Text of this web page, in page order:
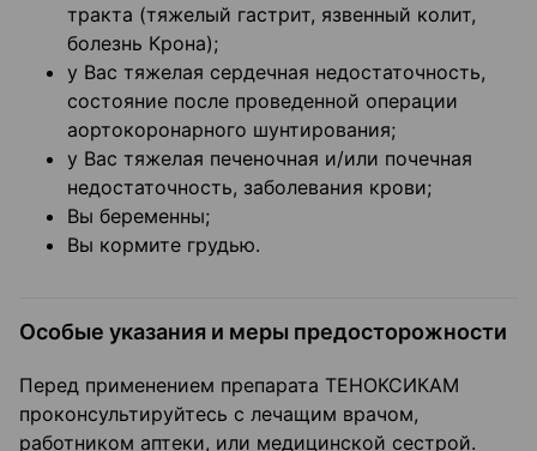
тракта (тяжелый гастрит, язвенный колит,
болезнь Крона);
у Вас тяжелая сердечная недостаточность,
состояние после проведенной операции
аортокоронарного шунтирования;
у Вас тяжелая печеночная и/или почечная
недостаточность, заболевания крови;
Вы беременны;
Вы кормите грудью.
Особые указания и меры предосторожности
Перед применением препарата ТЕНОКСИКАМ
проконсультируйтесь с лечащим врачом,
работником аптеки, или медицинской сестрой.